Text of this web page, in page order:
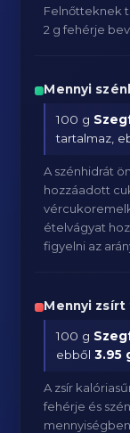
Felnőtteknek
2 g fehérje
Mennyi
100 g
tartalmaz,
A szénhidrát
hozzáadott
ételvágyat
figyelni az
Mennyi
100 g
ebből3.95
A zsír
fehérje és